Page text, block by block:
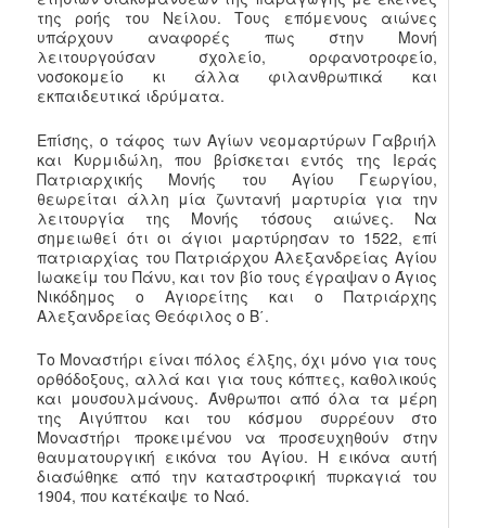
της ροής του Νείλου. Τους επόμενους αιώνες
υπάρχουν αναφορές πως στην Μονή
λειτουργούσαν σχολείο, ορφανοτροφείο,
νοσοκομείο κι άλλα φιλανθρωπικά και
εκπαιδευτικά ιδρύματα.
Επίσης, ο τάφος των Αγίων νεομαρτύρων Γαβριήλ
και Κυρμιδώλη, που βρίσκεται εντός της Ιεράς
Πατριαρχικής Μονής του Αγίου Γεωργίου,
θεωρείται άλλη μία ζωντανή μαρτυρία για την
λειτουργία της Μονής τόσους αιώνες. Να
σημειωθεί ότι οι άγιοι μαρτύρησαν το 1522, επί
πατριαρχίας του Πατριάρχου Αλεξανδρείας Αγίου
Ιωακείμ του Πάνυ, και τον βίο τους έγραψαν ο Άγιος
Νικόδημος ο Αγιορείτης και ο Πατριάρχης
Αλεξανδρείας Θεόφιλος ο Β΄.
Το Μοναστήρι είναι πόλος έλξης, όχι μόνο για τους
ορθόδοξους, αλλά και για τους κόπτες, καθολικούς
και μουσουλμάνους. Άνθρωποι από όλα τα μέρη
της Αιγύπτου και του κόσμου συρρέουν στο
Μοναστήρι προκειμένου να προσευχηθούν στην
θαυματουργική εικόνα του Αγίου. Η εικόνα αυτή
διασώθηκε από την καταστροφική πυρκαγιά του
1904, που κατέκαψε το Ναό.